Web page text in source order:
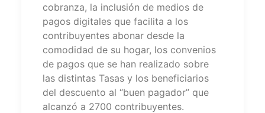
cobranza, la inclusión de medios de
pagos digitales que facilita a los
contribuyentes abonar desde la
comodidad de su hogar, los convenios
de pagos que se han realizado sobre
las distintas Tasas y los beneficiarios
del descuento al “buen pagador” que
alcanzó a 2700 contribuyentes.